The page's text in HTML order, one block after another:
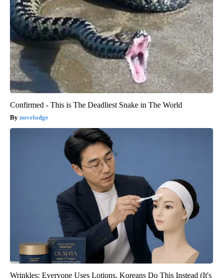
Confirmed - This is The Deadliest Snake in The World
novelodge
Wrinkles: Everyone Uses Lotions. Koreans Do This Instead (It's